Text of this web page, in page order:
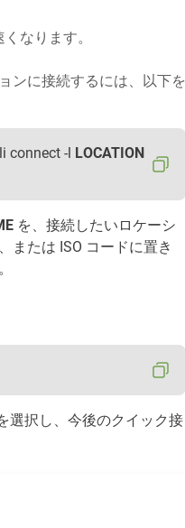
なります。
ンに接続するには、以下を
connect -l LOCATION
を、接続したいロケーシ
または ISO コードに置き
選択し、今後のクイック接